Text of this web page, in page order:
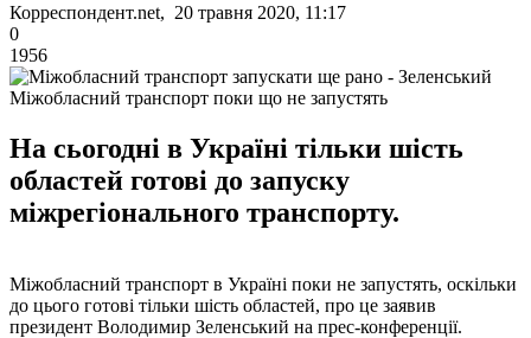
Корреспондент.net, 20 травня 2020, 11:17
0
1956
Міжобласний транспорт поки що не запустять
На сьогодні в Україні тільки шість
областей готові до запуску
міжрегіонального транспорту.
Міжобласний транспорт в Україні поки не запустять, оскільки
до цього готові тільки шість областей, про це заявив
президент Володимир Зеленський на прес-конференції.